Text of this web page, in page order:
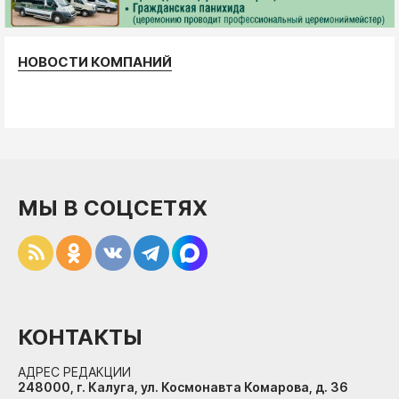
НОВОСТИ КОМПАНИЙ
МЫ В СОЦСЕТЯХ
КОНТАКТЫ
АДРЕС РЕДАКЦИИ
248000, г. Калуга, ул. Космонавта Комарова, д. 36